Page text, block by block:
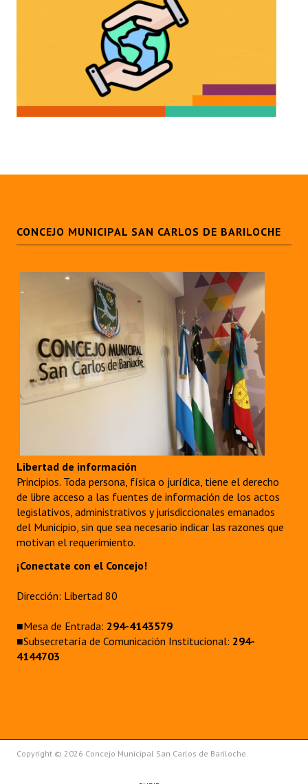
CONCEJO MUNICIPAL SAN CARLOS DE BARILOCHE
Libertad de información
Principios. Toda persona, física o jurídica, tiene el derecho
de libre acceso a las fuentes de información de los actos
legislativos, administrativos y jurisdiccionales emanados
del Municipio, sin que sea necesario indicar las razones que
motivan el requerimiento.
¡Conectate con el Concejo!
Dirección: Libertad 80
■Mesa de Entrada: 294-4143579
■Subsecretaría de Comunicación Institucional: 294-
4144703
Copyright © 2026 Concejo Municipal San Carlos de Bariloche.